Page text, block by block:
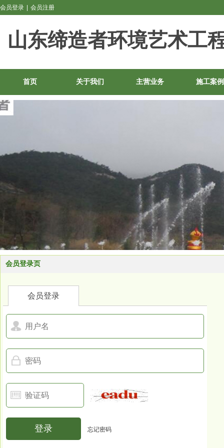
山东缔造者环境艺术工
会员登录 会员注册
首页 关于我们 主营业务 施工案例
会员登录页
会员登录
登录 忘记密码